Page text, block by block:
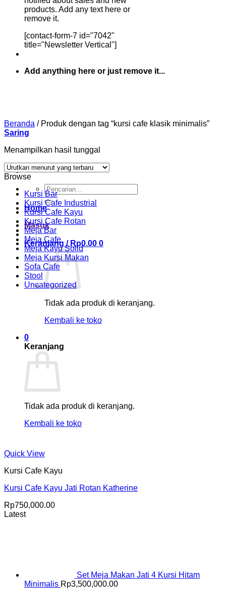
products. Add any text here or
remove it.
[contact-form-7 id="7042"
title="Newsletter Vertical"]
Add anything here or just remove it...
Pencarian
untuk:
Home
Masuk
Keranjang / Rp0.00 0
Tidak ada produk di keranjang.
Kembali ke toko
0
Keranjang
Tidak ada produk di keranjang.
Kembali ke toko
Beranda /Produk dengan tag “kursi cafe klasik minimalis”
Saring
Menampilkan hasil tunggal
Browse
Kursi Bar
Kursi Cafe Industrial
Kursi Cafe Kayu
Kursi Cafe Rotan
Meja Bar
Meja Cafe
Meja Kayu Solid
Meja Kursi Makan
Sofa Cafe
Stool
Uncategorized
Quick View
Kursi Cafe Kayu
Kursi Cafe Kayu Jati Rotan Katherine
Rp750,000.00
Latest
Set Meja Makan Jati 4 Kursi Hitam
Minimalis Rp3,500,000.00